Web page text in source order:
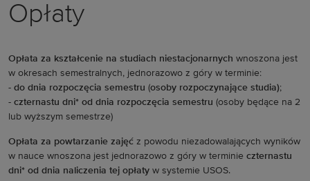
Opłaty
Opłata za kształcenie na studiach niestacjonarnych wnoszona jest
w okresach semestralnych, jednorazowo z góry w terminie:
- do dnia rozpoczęcia semestru (osoby rozpoczynające studia);
- czternastu dni* od dnia rozpoczęcia semestru (osoby będące na 2
lub wyższym semestrze)
Opłata za powtarzanie zajęć z powodu niezadowalających wyników
w nauce wnoszona jest jednorazowo z góry w terminie czternastu
dni* od dnia naliczenia tej opłaty w systemie USOS.